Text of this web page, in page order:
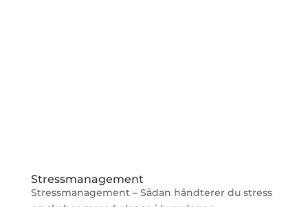
Stressmanagement
Stressmanagement – Sådan håndterer du stress